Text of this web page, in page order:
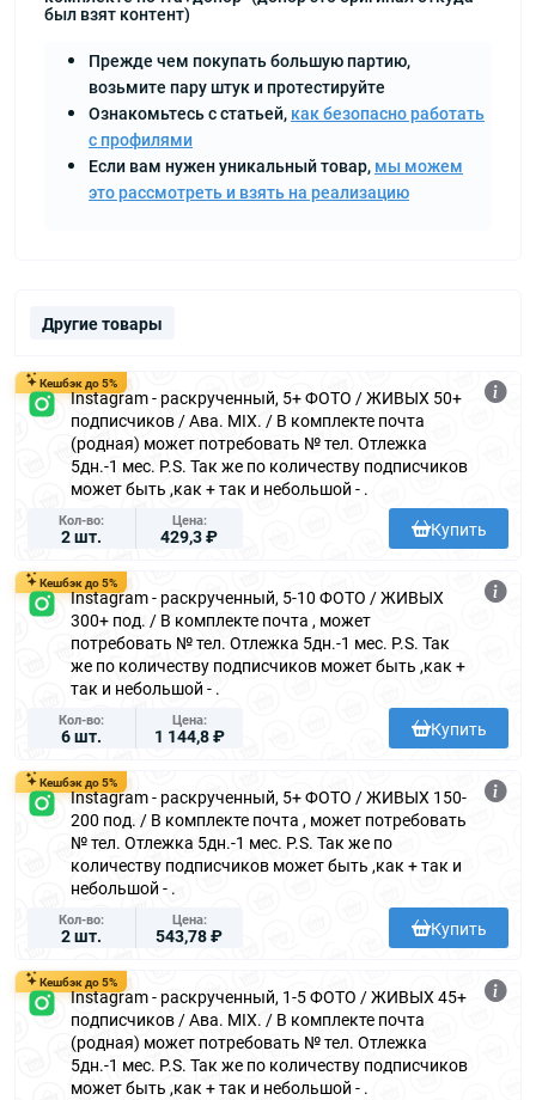
был взят контент)
Прежде чем покупать большую партию,
возьмите пару штук и протестируйте
Ознакомьтесь с статьей, как безопасно работать
с профилями
Если вам нужен уникальный товар, мы можем
это рассмотреть и взять на реализацию
Другие товары
Кешбэк до 5%
Instagram - раскрученный, 5+ ФОТО / ЖИВЫХ 50+
подписчиков / Ава. MIX. / В комплекте почта
(родная) может потребовать № тел. Отлежка
5дн.-1 мес. P.S. Так же по количеству подписчиков
может быть ,как + так и небольшой - .
Кол-во
2 шт.
Цена
429,3 ₽ Купить
Кешбэк до 5%
Instagram - раскрученный, 5-10 ФОТО / ЖИВЫХ
300+ под. / В комплекте почта , может
потребовать № тел. Отлежка 5дн.-1 мес. P.S. Так
же по количеству подписчиков может быть ,как +
так и небольшой - .
Кол-во
6 шт.
Цена
1 144,8 ₽ Купить
Кешбэк до 5%
Instagram - раскрученный, 5+ ФОТО / ЖИВЫХ 150-
200 под. / В комплекте почта , может потребовать
№ тел. Отлежка 5дн.-1 мес. P.S. Так же по
количеству подписчиков может быть ,как + так и
небольшой - .
Кол-во
2 шт.
Цена
543,78 ₽ Купить
Кешбэк до 5%
Instagram - раскрученный, 1-5 ФОТО / ЖИВЫХ 45+
подписчиков / Ава. MIX. / В комплекте почта
(родная) может потребовать № тел. Отлежка
5дн.-1 мес. P.S. Так же по количеству подписчиков
может быть ,как + так и небольшой - .